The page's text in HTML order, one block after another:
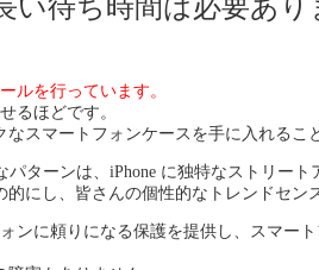
待ち時間は必要あり
ルを行っています。
るほどです。
スマートフォンケースを手に入れるこ
ターンは、iPhone に独特なストリート
にし、皆さんの個性的なトレンドセン
に頼りになる保護を提供し、スマー